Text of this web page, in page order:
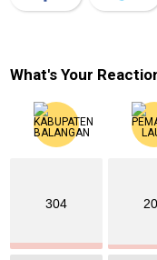
What's Your
304